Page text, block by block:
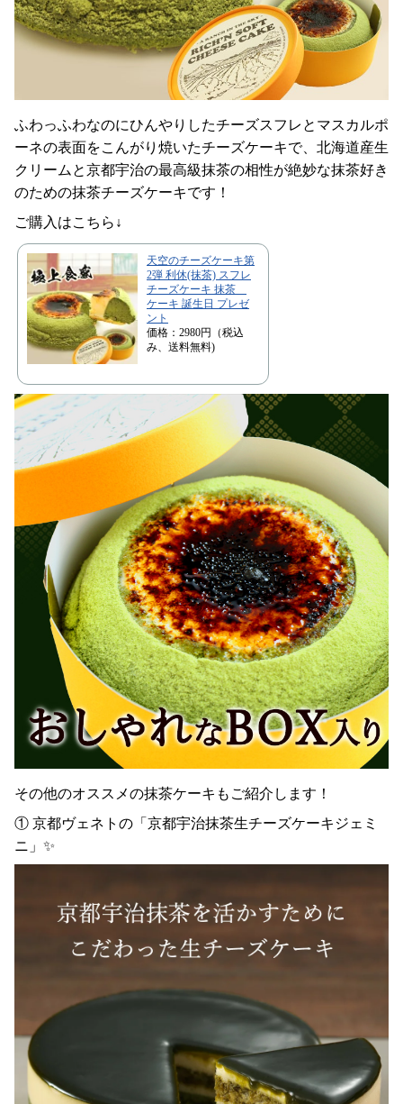
ふわっふわなのにひんやりしたチーズスフレとマスカルポ
ーネの表面をこんがり焼いたチーズケーキで、北海道産生
クリームと京都宇治の最高級抹茶の相性が絶妙な抹茶好き
のための抹茶チーズケーキです！
ご購入はこちら↓
天空のチーズケーキ第
2弾 利休(抹茶) スフレ
チーズケーキ 抹茶
ケーキ 誕生日 プレゼ
ント
価格：2980円（税込
み、送料無料)
その他のオススメの抹茶ケーキもご紹介します！
① 京都ヴェネトの「京都宇治抹茶生チーズケーキジェミ
ニ」✨